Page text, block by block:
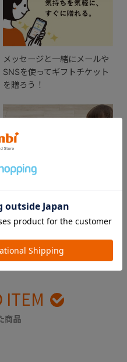
メッセージと一緒にメールや
SNSを使ってギフトチケット
を贈ろう！
ギフトを贈ってお祝いしよ
う！
ITEM
商品